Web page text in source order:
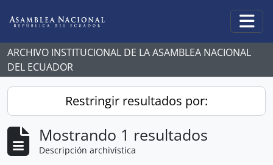
ARCHIVO INSTITUCIONAL DE LA ASAMBLEA NACIONAL
DEL ECUADOR
Restringir resultados por:
Mostrando 1 resultados
Descripción archivística